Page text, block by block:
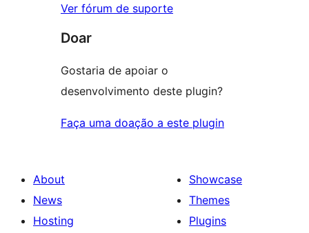
Ver fórum de suporte
Doar
Gostaria de apoiar o
desenvolvimento deste plugin?
Faça uma doação a este plugin
About
News
Hosting
Showcase
Themes
Plugins